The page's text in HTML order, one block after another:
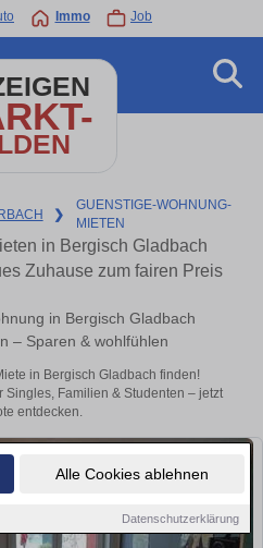
Alle Cookies ablehnen
Datenschutzerklärung
Immo Job
❯
GUENSTIGE-WOHNUNG-
MIETEN
in Bergisch Gladbach
Zuhause zum fairen Preis
in Bergisch Gladbach
– Sparen & wohlfühlen
in Bergisch Gladbach finden!
Familien & Studenten – jetzt
entdecken.